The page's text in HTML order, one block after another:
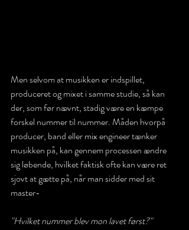
Men selvom at musikken er indspillet,
produceret og mixet i samme studie, så kan
der, som før nævnt, stadig være en kæmpe
forskel nummer til nummer. Måden hvorpå
producer, band eller mix engineer tænker
musikken på, kan gennem processen ændre
sig løbende, hvilket faktisk ofte kan være ret
sjovt at gætte på, når man sidder med sit
master-
"Hvilket nummer blev mon lavet først?"